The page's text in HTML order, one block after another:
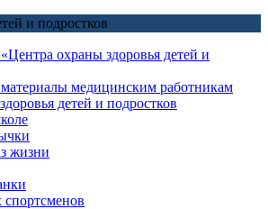
и подростков
охраны здоровья детей и
медицинским работникам
детей и подростков
жизни